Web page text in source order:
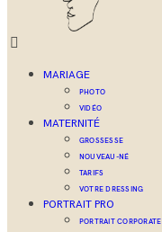
MARIAGE
PHOTO
VIDÉO
MATERNITÉ
GROSSESSE
NOUVEAU-NÉ
TARIFS
VOTRE DRESSING
PORTRAIT PRO
PORTRAIT CORPORATE